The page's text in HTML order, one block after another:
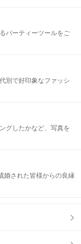
パーティーツールをご
別で好印象なファッシ
グしたかなど、写真を
婚された皆様からの良縁